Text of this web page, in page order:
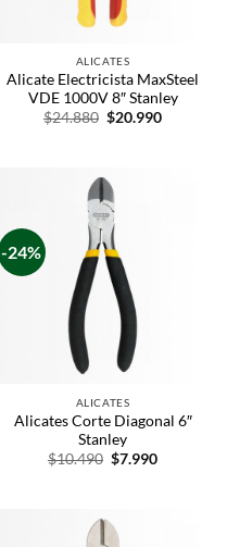
ALICATES
Alicate Electricista MaxSteel
VDE 1000V 8″ Stanley
$24.880 $20.990
-24%
ALICATES
Alicates Corte Diagonal 6″
Stanley
$10.490 $7.990